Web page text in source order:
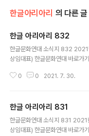
한글아리아리 의 다른 글
한글 아리아리 832
한글문화연대 소식지 832
상임대표) 한글문화연대 바로가
전문 누리방송, 유익하고 재미있
표합니다. ▷ 출연: 문어발(이건
문화원 날마다 하나씩 올라갑니
금: 알고보니 한글은 ◆ [한글 상
0 0 2021. 7. 30.
한글 아리아리 831
한글문화연대 소식지 831 2021
상임대표) 한글문화연대 바로가